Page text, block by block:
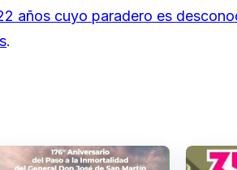
años cuyo paradero es
.